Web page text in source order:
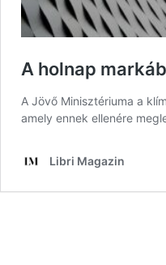
A holnap
A Jövő Minisztériuma a
amely ennek ellenére
Libri Magazin